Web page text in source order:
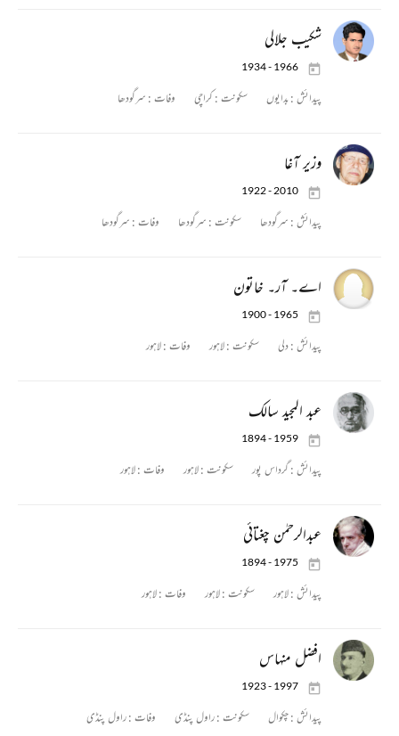
شکیب جلالی
1934 - 1966
پیدائش : بدایوں سکونت :کراچی وفات : سرگودھا
وزیر آغا
1922 - 2010
پیدائش : سرگودھا سکونت : سرگودھا وفات : سرگودھا
اے۔ آر۔ خاتون
1900 - 1965
پیدائش :دلی سکونت :لاہور وفات :لاہور
عبد المجید سالک
1894 - 1959
پیدائش :گرداس پور سکونت :لاہور وفات :لاہور
عبدالرحمٰن چغتائی
1894 - 1975
پیدائش :لاہور سکونت :لاہور وفات :لاہور
افضل منہاس
1923 - 1997
پیدائش :چکوال سکونت :راول پنڈی وفات :راول پنڈی